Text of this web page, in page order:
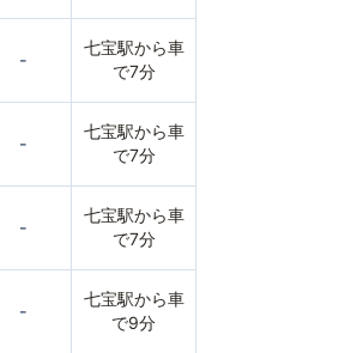
-
七宝駅から車
で7分
-
七宝駅から車
で7分
-
七宝駅から車
で7分
-
七宝駅から車
で9分